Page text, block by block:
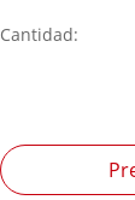
Cantidad: